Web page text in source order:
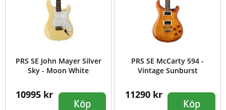
PRS SE John Mayer Silver
Sky - Moon White
10995 kr
Köp
PRS SE McCarty 594 -
Vintage Sunburst
11290 kr
Köp